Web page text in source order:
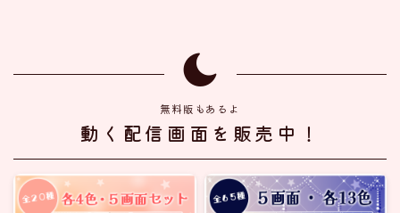
無料版もあるよ
動く配信画面を販売中！